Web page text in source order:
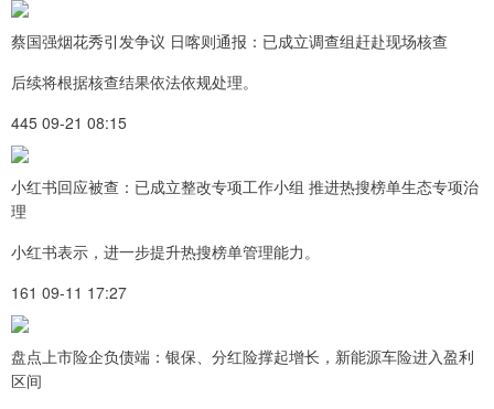
蔡国强烟花秀引发争议 日喀则通报：已成立调查组赶赴现场核查
后续将根据核查结果依法依规处理。
445 09-21 08:15
小红书回应被查：已成立整改专项工作小组 推进热搜榜单生态专项治
理
小红书表示，进一步提升热搜榜单管理能力。
161 09-11 17:27
盘点上市险企负债端：银保、分红险撑起增长，新能源车险进入盈利
区间